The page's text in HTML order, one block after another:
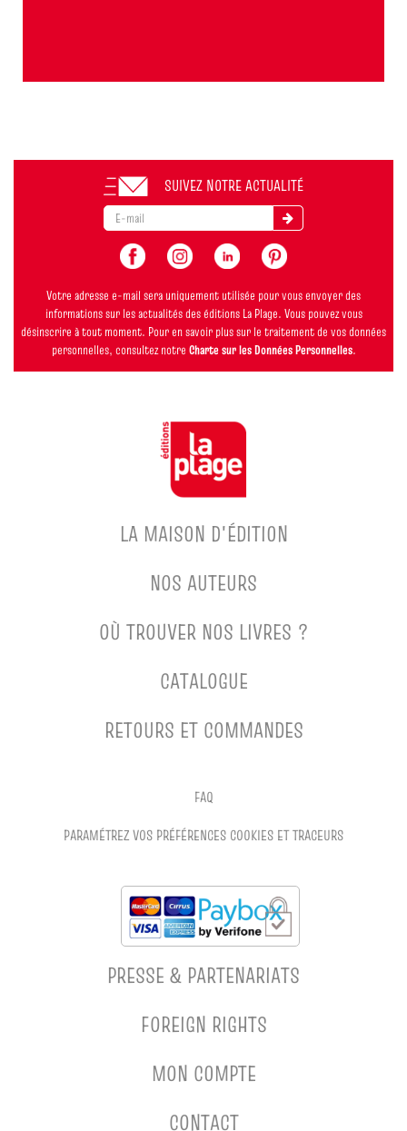
SUIVEZ NOTRE ACTUALITÉ
Votre adresse e-mail sera uniquement utilisée pour vous envoyer des
informations sur les actualités des éditions La Plage. Vous pouvez vous
désinscrire à tout moment. Pour en savoir plus sur le traitement de vos données
personnelles, consultez notre Charte sur les Données Personnelles.
LA MAISON D'ÉDITION
NOS AUTEURS
OÙ TROUVER NOS LIVRES ?
CATALOGUE
RETOURS ET COMMANDES
FAQ
PARAMÉTREZ VOS PRÉFÉRENCES COOKIES ET TRACEURS
PRESSE & PARTENARIATS
FOREIGN RIGHTS
MON COMPTE
CONTACT